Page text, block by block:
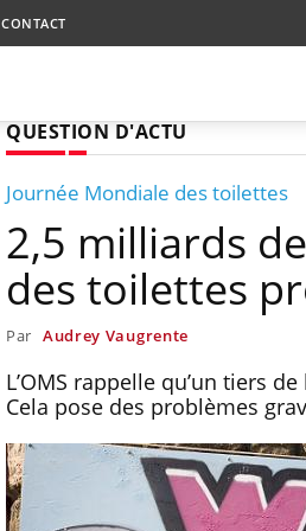
CONTACT
QUESTION D'ACTU
Journée Mondiale des toilettes
2,5 milliards
des toilettes
Par Audrey Vaugrente
L’OMS rappelle qu’un tiers
Cela pose des problèmes